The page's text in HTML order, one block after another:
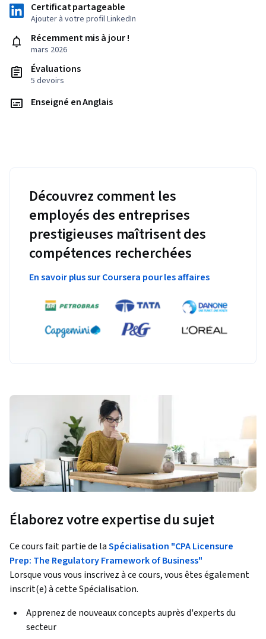
Certificat partageable
Ajouter à votre profil LinkedIn
Récemment mis à jour !
mars 2026
Évaluations
5 devoirs
Enseigné en Anglais
Découvrez comment les
employés des entreprises
prestigieuses maîtrisent des
compétences recherchées
En savoir plus sur Coursera pour les affaires
Élaborez votre expertise du sujet
Ce cours fait partie de laSpécialisation "CPA Licensure
Prep: The Regulatory Framework of Business"
Lorsque vous vous inscrivez à ce cours, vous êtes également
inscrit(e) à cette Spécialisation.
Apprenez de nouveaux concepts auprès d'experts du
secteur